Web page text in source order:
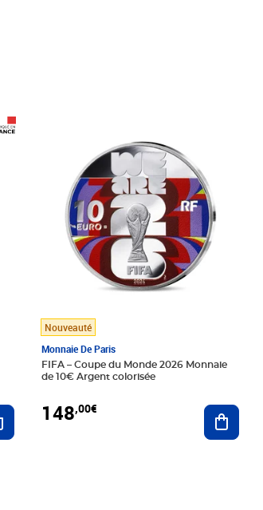
Ajouter au panier
Nouveauté
Monnaie De Paris
FIFA – Coupe du Monde 2026 Monnaie
de 10€ Argent colorisée
148,00€